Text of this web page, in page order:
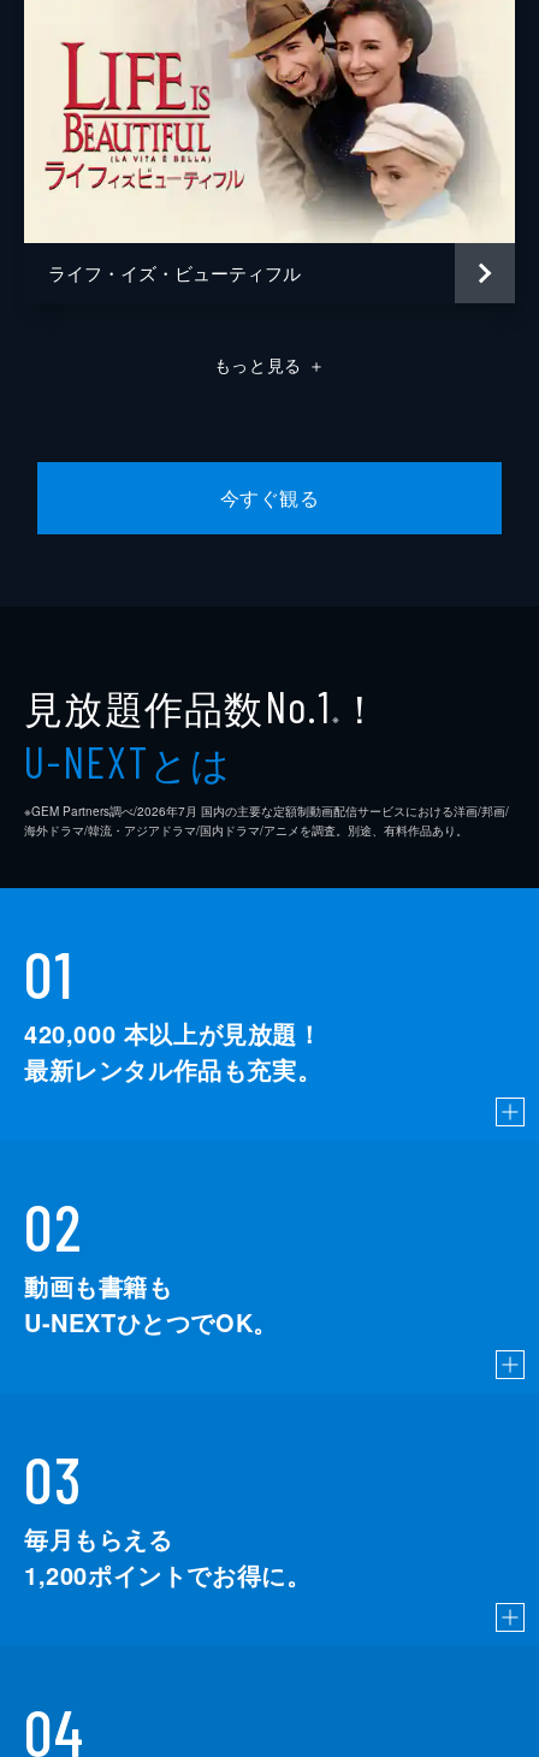
ライフ・イズ・ビューティフル
もっと見る ＋
今すぐ観る
見放題作品数No.1 ※ ！
U-NEXTとは
※GEM Partners調べ/2026年7⽉ 国内の主要な定額制動画配信サービスにおける洋画/邦画/
海外ドラマ/韓流・アジアドラマ/国内ドラマ/アニメを調査。別途、有料作品あり。
01
420,000 本以上が見放題！
最新レンタル作品も充実。
02
動画も書籍も
U-NEXTひとつでOK。
03
毎月もらえる
1,200ポイントでお得に。
04